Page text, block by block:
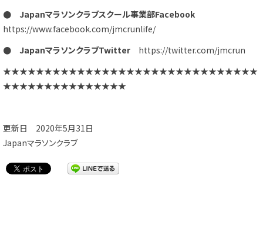
● Japanマラソンクラブスクール事業部Facebook
https://www.facebook.com/jmcrunlife/
● JapanマラソンクラブTwitter https://twitter.com/jmcrun
★★★★★★★★★★★★★★★★★★★★★★★★★★★★★★★
★★★★★★★★★★★★★★★
更新日 2020年5月31日
Japanマラソンクラブ